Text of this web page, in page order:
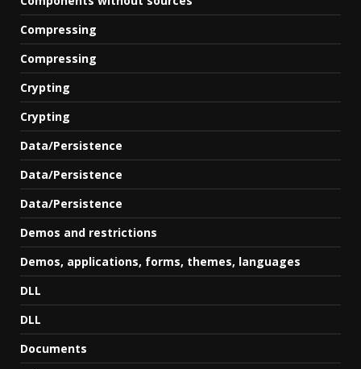
Compressing
Compressing
Crypting
Crypting
Data/Persistence
Data/Persistence
Data/Persistence
Demos and restrictions
Demos, applications, forms, themes, languages
DLL
DLL
Documents